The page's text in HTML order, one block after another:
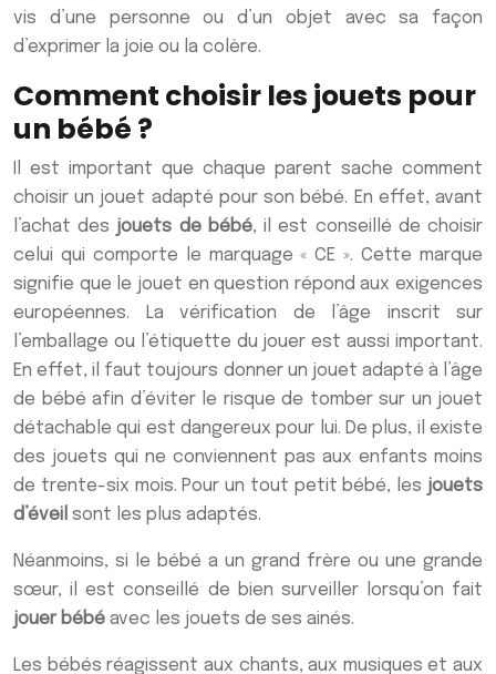
vis d’une personne ou d’un objet avec sa façon
d’exprimer la joie ou la colère.
Comment choisir les jouets pour
un bébé ?
Il est important que chaque parent sache comment
choisir un jouet adapté pour son bébé. En effet, avant
l’achat des jouets de bébé, il est conseillé de choisir
celui qui comporte le marquage « CE ». Cette marque
signifie que le jouet en question répond aux exigences
européennes. La vérification de l’âge inscrit sur
l’emballage ou l’étiquette du jouer est aussi important.
En effet, il faut toujours donner un jouet adapté à l’âge
de bébé afin d’éviter le risque de tomber sur un jouet
détachable qui est dangereux pour lui. De plus, il existe
des jouets qui ne conviennent pas aux enfants moins
de trente-six mois. Pour un tout petit bébé, les jouets
d’éveil sont les plus adaptés.
Néanmoins, si le bébé a un grand frère ou une grande
sœur, il est conseillé de bien surveiller lorsqu’on fait
jouer bébé avec les jouets de ses ainés.
Les bébés réagissent aux chants, aux musiques et aux